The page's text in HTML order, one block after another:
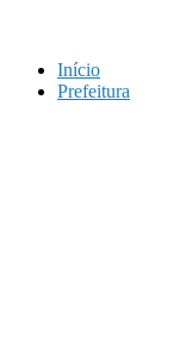
Início
Prefeitura